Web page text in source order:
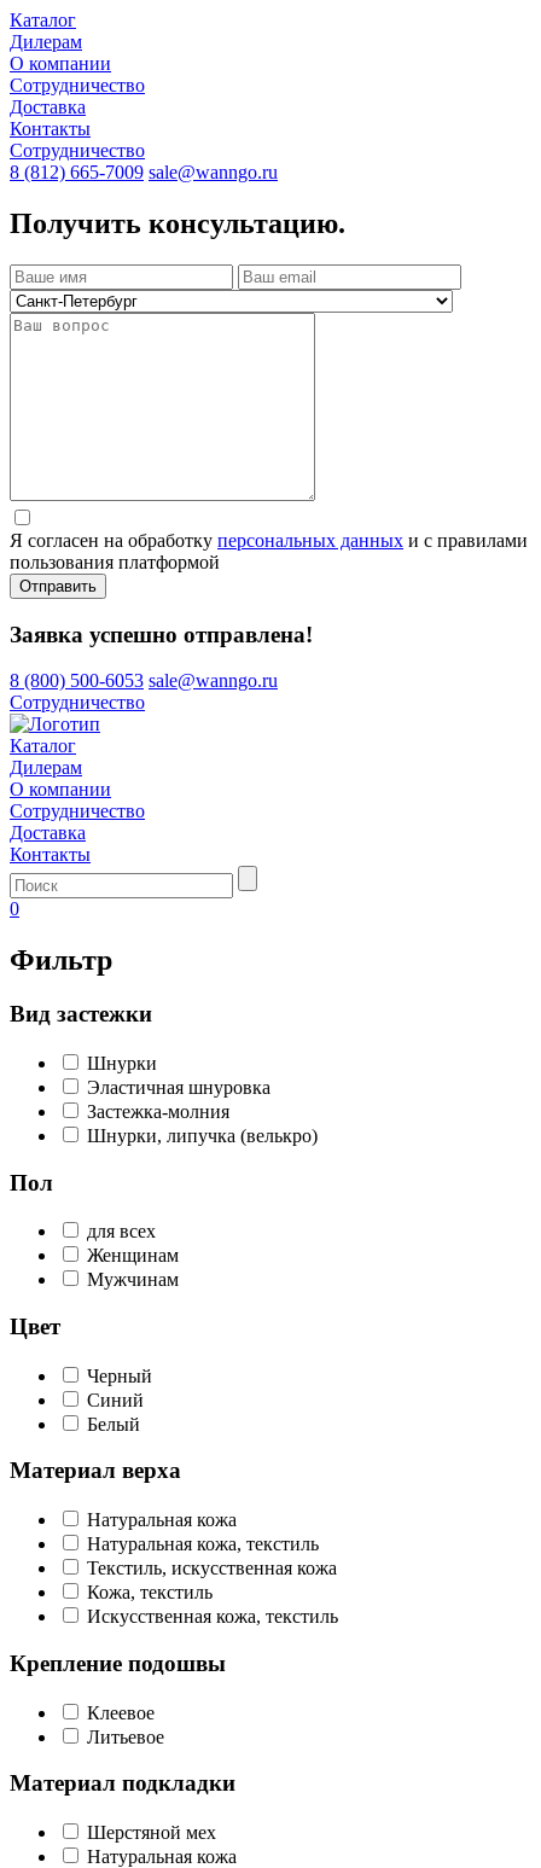
Каталог
Дилерам
О компании
Сотрудничество
Доставка
Контакты
Сотрудничество
8 (812) 665-7009 sale@wanngo.ru
Получить консультацию.
Я согласен на обработку персональных данных и с правилами
пользования платформой
Отправить
Заявка успешно отправлена!
8 (800) 500-6053 sale@wanngo.ru
Сотрудничество
Каталог
Дилерам
О компании
Сотрудничество
Доставка
Контакты
0
Фильтр
Вид застежки
Шнурки
Эластичная шнуровка
Застежка-молния
Шнурки, липучка (велькро)
Пол
для всех
Женщинам
Мужчинам
Цвет
Черный
Синий
Белый
Материал верха
Натуральная кожа
Натуральная кожа, текстиль
Текстиль, искусственная кожа
Кожа, текстиль
Искусственная кожа, текстиль
Крепление подошвы
Клеевое
Литьевое
Материал подкладки
Шерстяной мех
Натуральная кожа